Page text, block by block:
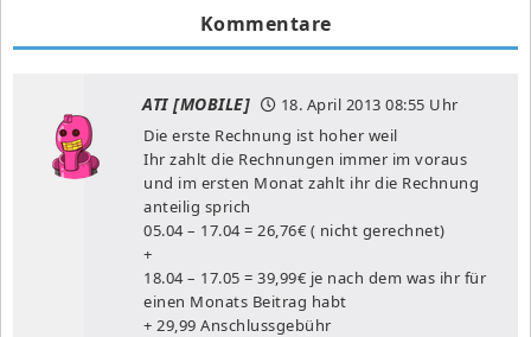
Kommentare
ATI [MOBILE] 18. April 2013 08:55 Uhr
Die erste Rechnung ist hoher weil
Ihr zahlt die Rechnungen immer im voraus
und im ersten Monat zahlt ihr die Rechnung
anteilig sprich
05.04 – 17.04 = 26,76€ ( nicht gerechnet)
+
18.04 – 17.05 = 39,99€ je nach dem was ihr für
einen Monats Beitrag habt
+ 29,99 Anschlussgebühr